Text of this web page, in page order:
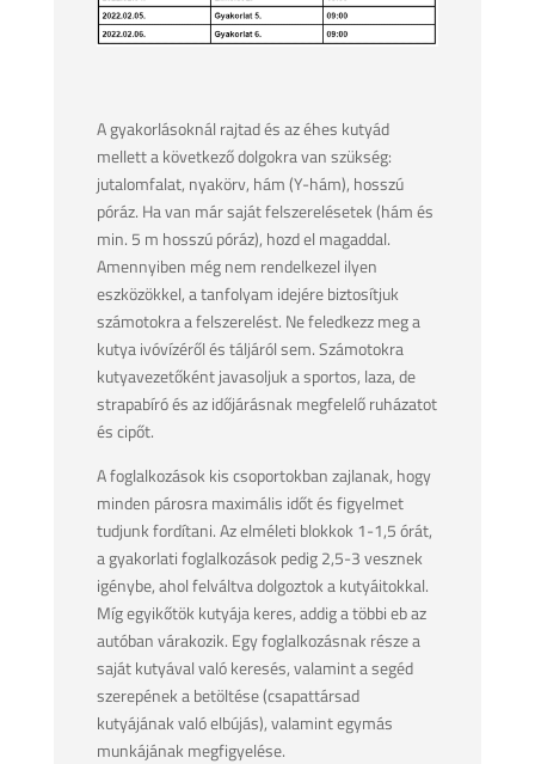
A gyakorlásoknál rajtad és az éhes kutyád
mellett a következő dolgokra van szükség:
jutalomfalat, nyakörv, hám (Y-hám), hosszú
póráz. Ha van már saját felszerelésetek (hám és
min. 5 m hosszú póráz), hozd el magaddal.
Amennyiben még nem rendelkezel ilyen
eszközökkel, a tanfolyam idejére biztosítjuk
számotokra a felszerelést. Ne feledkezz meg a
kutya ivóvízéről és táljáról sem. Számotokra
kutyavezetőként javasoljuk a sportos, laza, de
strapabíró és az időjárásnak megfelelő ruházatot
és cipőt.
A foglalkozások kis csoportokban zajlanak, hogy
minden párosra maximális időt és figyelmet
tudjunk fordítani. Az elméleti blokkok 1-1,5 órát,
a gyakorlati foglalkozások pedig 2,5-3 vesznek
igénybe, ahol felváltva dolgoztok a kutyáitokkal.
Míg egyikőtök kutyája keres, addig a többi eb az
autóban várakozik. Egy foglalkozásnak része a
saját kutyával való keresés, valamint a segéd
szerepének a betöltése (csapattársad
kutyájának való elbújás), valamint egymás
munkájának megfigyelése.